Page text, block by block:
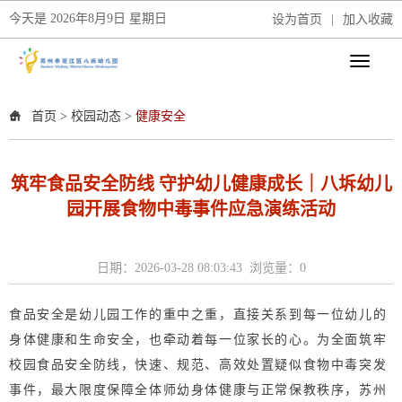
今天是 2026年8月9日 星期日 设为首页 加入收藏
首页 > 校园动态 > 健康安全
筑牢食品安全防线 守护幼儿健康成长｜八坼幼儿
园开展食物中毒事件应急演练活动
日期：2026-03-28 08:03:43 浏览量： 0
食品安全是幼儿园工作的重中之重，直接关系到每一位幼儿的
身体健康和生命安全，也牵动着每一位家长的心。为全面筑牢
校园食品安全防线，快速、规范、高效处置疑似食物中毒突发
事件，最大限度保障全体师幼身体健康与正常保教秩序，苏州